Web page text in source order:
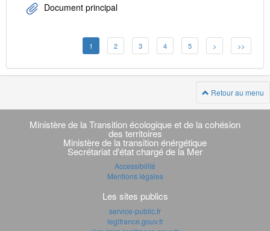
Document principal
1 2 3 4 5 > >>
Retour au menu
Navigation
transverse
Ministère de la Transition écologique et de la cohésion
des territoires
Ministère de la transition énérgétique
Secrétariat d'état chargé de la Mer
Accessibilité
Mentions légales
Les sites publics
service-public.fr
legifrance.gouv.fr